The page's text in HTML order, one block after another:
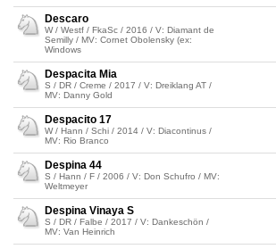
Descaro
W / Westf / FkaSc / 2016 / V: Diamant de
Semilly / MV: Cornet Obolensky (ex:
Windows
Despacita Mia
S / DR / Creme / 2017 / V: Dreiklang AT /
MV: Danny Gold
Despacito 17
W / Hann / Schi / 2014 / V: Diacontinus /
MV: Rio Branco
Despina 44
S / Hann / F / 2006 / V: Don Schufro / MV:
Weltmeyer
Despina Vinaya S
S / DR / Falbe / 2017 / V: Dankeschön /
MV: Van Heinrich